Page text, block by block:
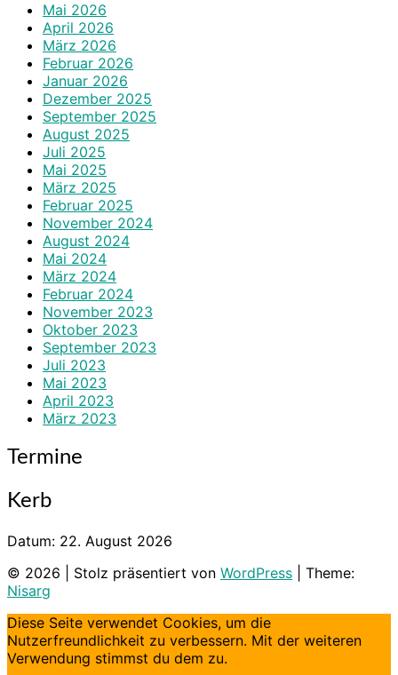
Mai 2026
April 2026
März 2026
Februar 2026
Januar 2026
Dezember 2025
September 2025
August 2025
Juli 2025
Mai 2025
März 2025
Februar 2025
November 2024
August 2024
Mai 2024
März 2024
Februar 2024
November 2023
Oktober 2023
September 2023
Juli 2023
Mai 2023
April 2023
März 2023
Termine
Kerb
Datum: 22. August 2026
© 2026
Stolz präsentiert von WordPress
Theme:
Nisarg
Diese Seite verwendet Cookies, um die
Nutzerfreundlichkeit zu verbessern. Mit der weiteren
Verwendung stimmst du dem zu.